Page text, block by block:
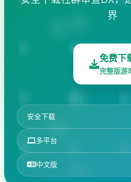
界
免费下
完整版游
安全下载
多平台
中文版